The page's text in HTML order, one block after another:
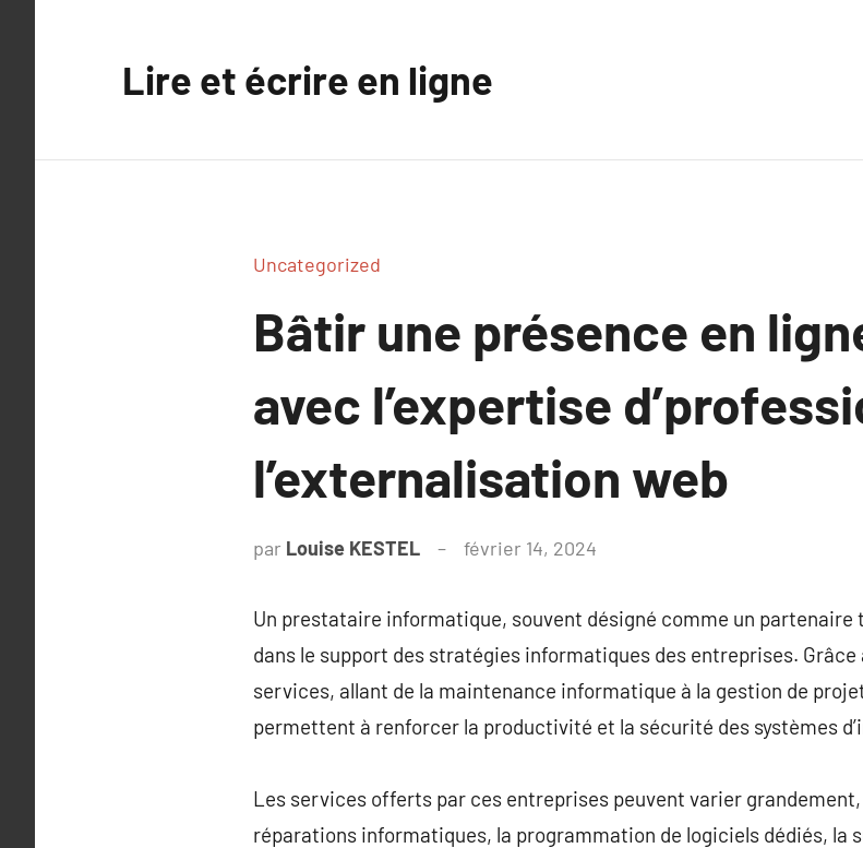
Lire et écrire en ligne
Uncategorized
Bâtir une présence en
avec l’expertise
l’externalisation web
par Louise KESTEL février 14, 2024
Un prestataire informatique, souvent désigné comme un
dans le support des stratégies informatiques des entreprises. Grâce
services, allant de la maintenance informatique à la gestion de
permettent à renforcer la productivité et la sécurité des systèmes
Les services offerts par ces entreprises peuvent varier
réparations informatiques, la programmation de logiciels dédiés, la